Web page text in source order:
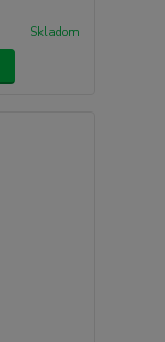
Skladom